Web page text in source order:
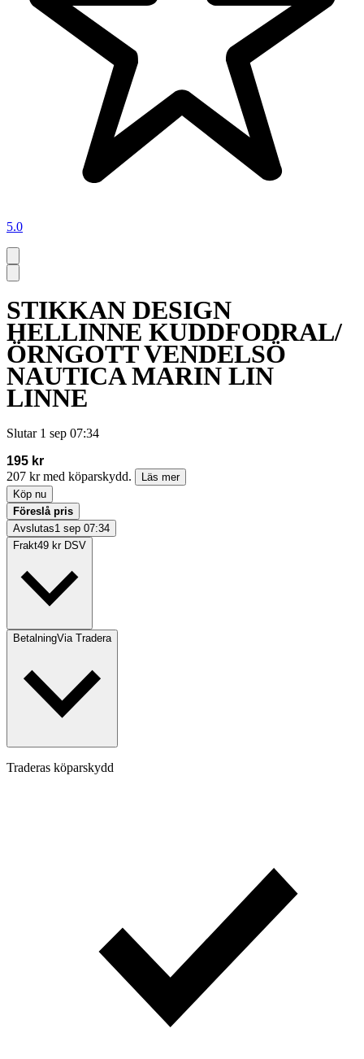
5.0
STIKKAN DESIGN
HELLINNE KUDDFODRAL/
ÖRNGOTT VENDELSÖ
NAUTICA MARIN LIN
LINNE
Slutar 1 sep 07:34
195 kr
207 kr med köparskydd.
Läs mer
Köp nu
Föreslå pris
Avslutas1 sep 07:34
Frakt49 kr DSV
BetalningVia Tradera
Traderas köparskydd